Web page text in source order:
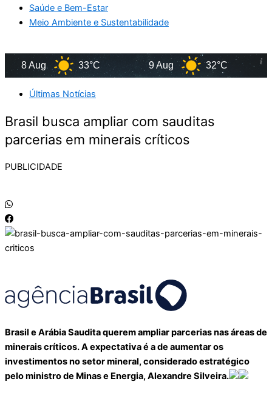
Saúde e Bem-Estar
Meio Ambiente e Sustentabilidade
8 Aug 33°C 9 Aug 32°C
Últimas Notícias
Brasil busca ampliar com sauditas
parcerias em minerais críticos
PUBLICIDADE
Brasil e Arábia Saudita querem ampliar parcerias nas áreas de
minerais críticos. A expectativa é a de aumentar os
investimentos no setor mineral, considerado estratégico
pelo ministro de Minas e Energia, Alexandre Silveira.